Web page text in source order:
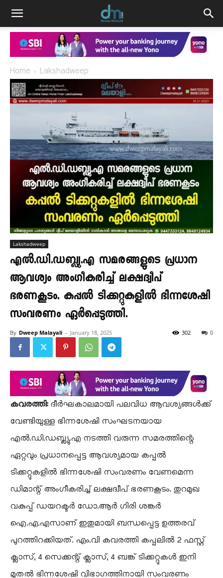
Home Lakshadweep
Lakshadweep
എൽ.ഡി.ഡബ്ല്യു.എ സമരങ്ങളുടെ പ്രധാന
ആവശ്യം അംഗീകരിച്ച് ലക്ഷദ്വീപ്
ഭരണകൂടം. കപ്പൽ ടിക്കറ്റുകളിൽ ഭിന്നശേഷി
സംവരണം ഏർപ്പെടുത്തി.
By Dweep Malayali - January 18, 2025 0
302
കവരത്തി:ദീർഘകാലമായി പലവിധ ആവശ്യങ്ങൾക്ക്
വേണ്ടിയുള്ള ഭിന്നശേഷി സംഘടനയായ
എൽ.ഡി.ഡബ്ല്യു.എ നടത്തി വരുന്ന സമരത്തിന്റെ
ഏറ്റവും പ്രധാനപ്പെട്ട ആവശ്യമായ കപ്പൽ
ടിക്കറ്റുകളിൽ ഭിന്നശേഷി സംവരണം വേണമെന്ന
ഡിമാന്റ് അംഗീകരിച്ച് ലക്ഷദ്വീപ് ഭരണകൂടം. തുറമുഖ
വകുപ്പ് ഡയറക്ടർ ഡോ.ആർ ഗിരി ശങ്കർ
ഐ.എ.എസാണ് ഇതുമായി ബന്ധപ്പെട്ട ഉത്തരവ്
പുറത്തിറക്കിയത്. എം.വി കവരത്തി കപ്പലിൽ 2 ഫസ്റ്റ്
ക്ലാസ്, 4 സെക്കന്റ് ക്ലാസ്, 4 ബങ്ക് ടിക്കറ്റുകൾ ഇനി
മുതൽ ഭിന്നശേഷി വിഭാഗത്തിനായി സംവരണം